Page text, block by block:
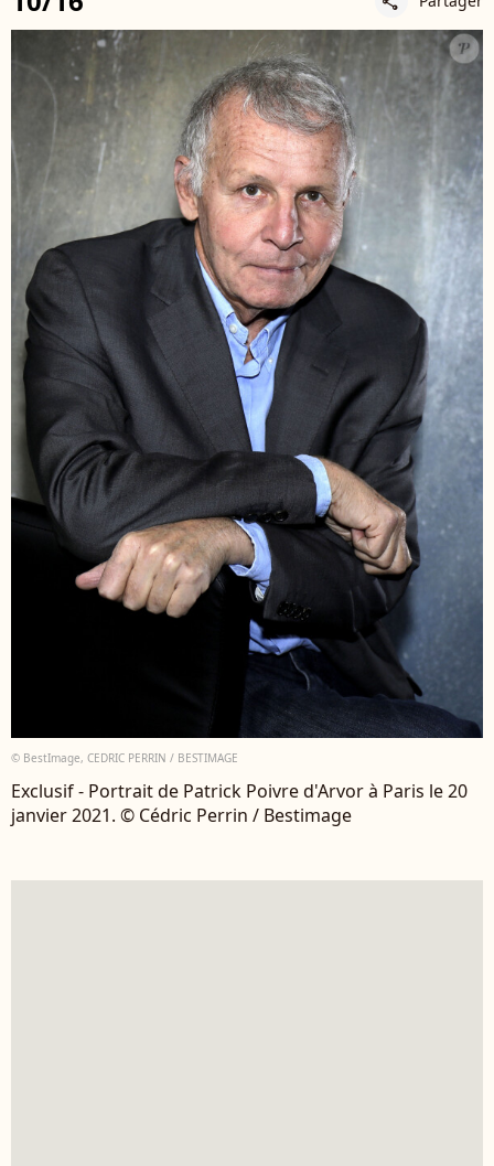
© BestImage, CEDRIC PERRIN / BESTIMAGE
Exclusif - Portrait de Patrick Poivre d'Arvor à Paris le 20
janvier 2021. © Cédric Perrin / Bestimage